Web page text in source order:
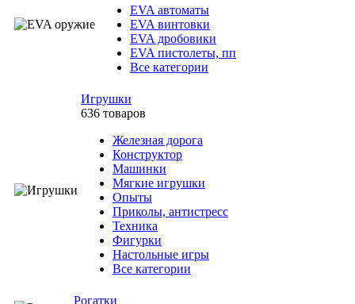
EVA автоматы
EVA винтовки
EVA дробовики
EVA пистолеты, пп
Все категории
Игрушки
636 товаров
Железная дорога
Конструктор
Машинки
Мягкие игрушки
Опыты
Приколы, антистресс
Техника
Фигурки
Настольные игры
Все категории
Рогатки